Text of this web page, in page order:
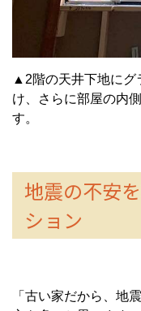
▲ 2階の天井下地にグ
け、さらに部屋の内
す。
地震の不安
ション
「古い家だから、地